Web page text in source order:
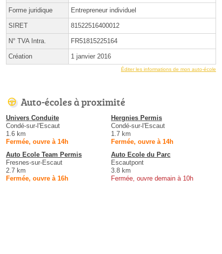
Forme juridique Entrepreneur individuel
SIRET 81522516400012
N° TVA Intra. FR51815225164
Création 1 janvier 2016
Éditer les informations de mon auto-école
Auto-écoles à proximité
Univers Conduite
Condé-sur-l'Escaut
1.6 km
Fermée, ouvre à 14h
Hergnies Permis
Condé-sur-l'Escaut
1.7 km
Fermée, ouvre à 14h
Auto Ecole Team Permis
Fresnes-sur-Escaut
2.7 km
Fermée, ouvre à 16h
Auto Ecole du Parc
Escautpont
3.8 km
Fermée, ouvre demain à 10h